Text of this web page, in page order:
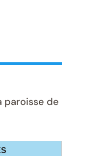
paroisse de